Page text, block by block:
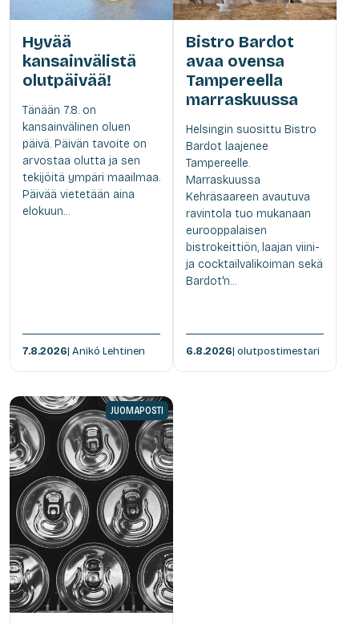
Hyvää
kansainvälistä
olutpäivää!
Tänään 7.8. on
kansainvälinen oluen
päivä. Päivän tavoite on
arvostaa olutta ja sen
tekijöitä ympäri maailmaa.
Päivää vietetään aina
elokuun...
7.8.2026| Anikó Lehtinen
Bistro Bardot
avaa ovensa
Tampereella
marraskuussa
Helsingin suosittu Bistro
Bardot laajenee
Tampereelle.
Marraskuussa
Kehräsaareen avautuva
ravintola tuo mukanaan
eurooppalaisen
bistrokeittiön, laajan viini-
ja cocktailvalikoiman sekä
Bardot'n...
6.8.2026| olutpostimestari
JUOMAPOSTI